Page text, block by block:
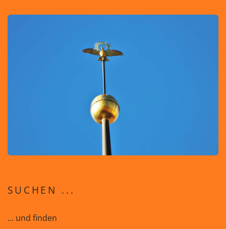
SUCHEN ...
... und finden